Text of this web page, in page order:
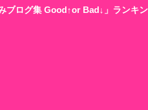
みブログ集 Good↑or Bad↓」ランキ